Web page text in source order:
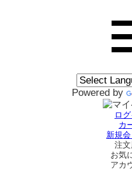
Powered by
ロ
カ
新規
注
お気
アカ